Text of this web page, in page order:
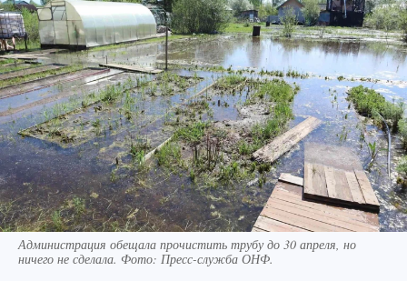
Администрация обещала прочистить трубу до 30 апреля, но
ничего не сделала. Фото: Пресс-служба ОНФ.